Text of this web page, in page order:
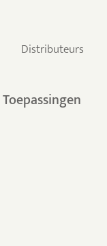
Distributeurs
Toepassingen